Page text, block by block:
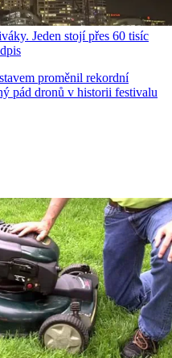
Jeden stojí přes 60 tisíc
proměnil rekordní
pád dronů v historii festivalu